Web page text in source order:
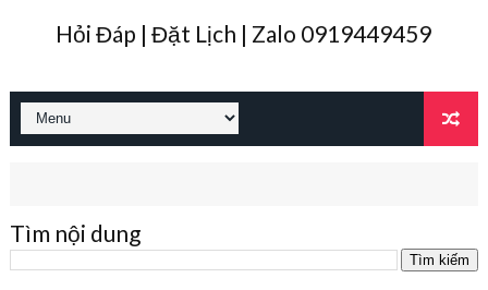
Hỏi Đáp | Đặt Lịch | Zalo 0919449459
Tìm nội dung